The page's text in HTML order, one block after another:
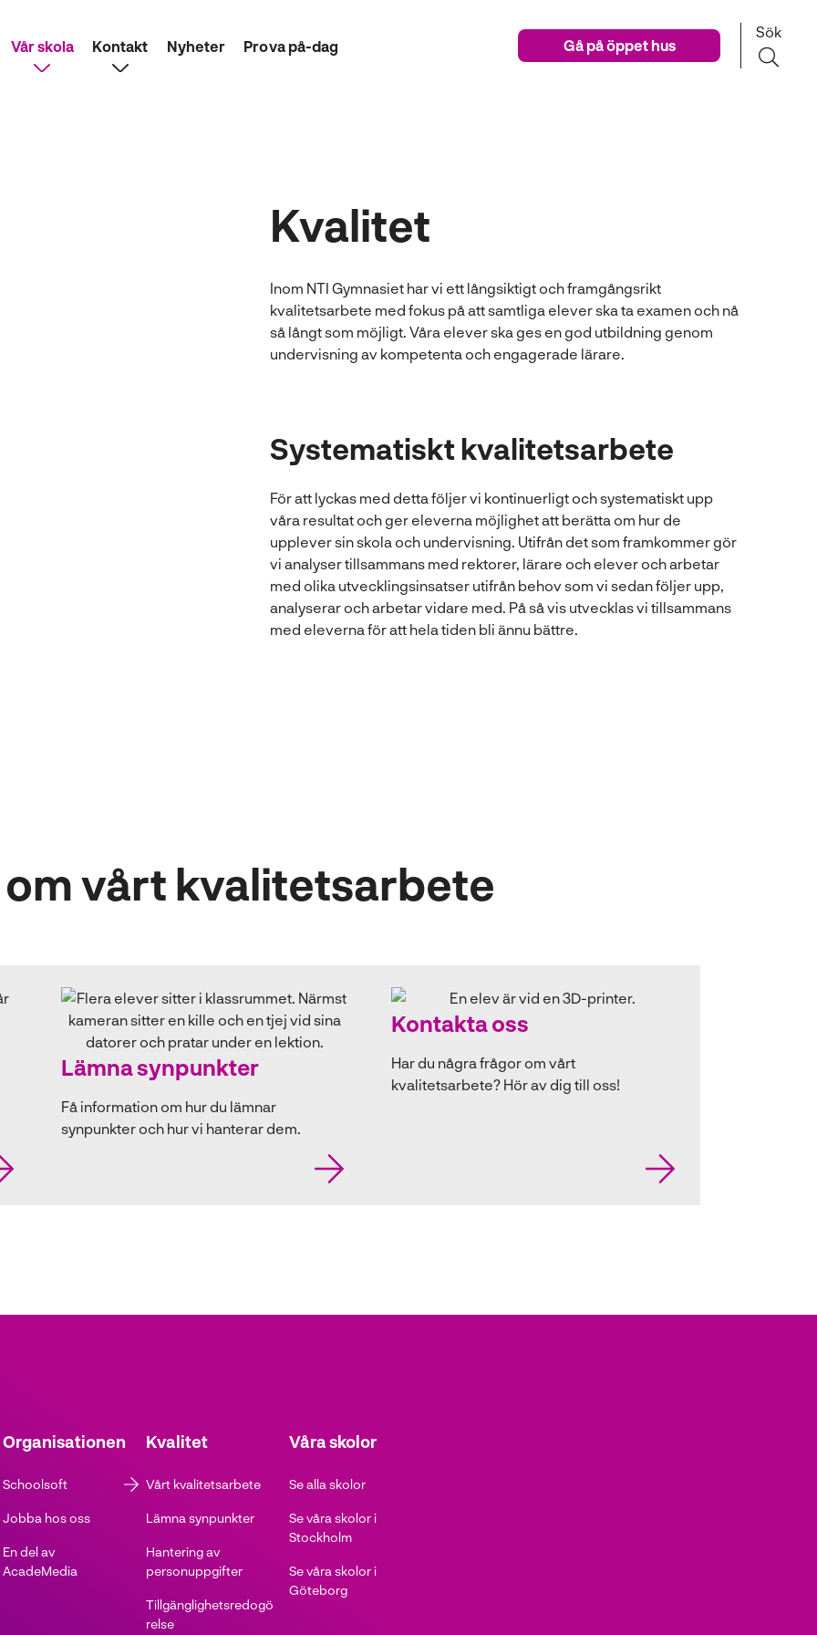
Gå på öppet hus
Sök
Vår skola
Kontakt Nyheter Prova på-dag
Kvalitet
Inom NTI Gymnasiet har vi ett långsiktigt och framgångsrikt
kvalitetsarbete med fokus på att samtliga elever ska ta examen och nå
så långt som möjligt. Våra elever ska ges en god utbildning genom
undervisning av kompetenta och engagerade lärare.
Systematiskt kvalitetsarbete
För att lyckas med detta följer vi kontinuerligt och systematiskt upp
våra resultat och ger eleverna möjlighet att berätta om hur de
upplever sin skola och undervisning. Utifrån det som framkommer gör
vi analyser tillsammans med rektorer, lärare och elever och arbetar
med olika utvecklingsinsatser utifrån behov som vi sedan följer upp,
analyserar och arbetar vidare med. På så vis utvecklas vi tillsammans
med eleverna för att hela tiden bli ännu bättre.
vårt kvalitetsarbete
Lämna synpunkter
Få information om hur du lämnar
synpunkter och hur vi hanterar dem.
Kontakta oss
Har du några frågor om vårt
kvalitetsarbete? Hör av dig till oss!
Organisationen
Schoolsoft
Jobba hos oss
En del av
AcadeMedia
Kvalitet
Vårt kvalitetsarbete
Lämna synpunkter
Hantering av
personuppgifter
Tillgänglighetsredogö
relse
Våra skolor
Se alla skolor
Se våra skolor i
Stockholm
Se våra skolor i
Göteborg